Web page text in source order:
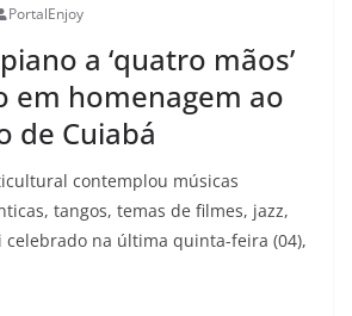
PortalEnjoy
a ‘quatro mãos’
em homenagem ao
de Cuiabá
contemplou músicas
tangos, temas de filmes, jazz,
celebrado na última quinta-feira (04),